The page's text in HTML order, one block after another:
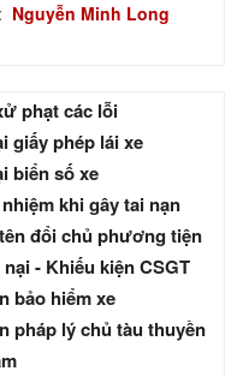
Nguyễn Minh Long
phạt các lỗi
giấy phép lái xe
biển số xe
khi gây tai nạn
đổi chủ phương tiện
- Khiếu kiện CSGT
bảo hiểm xe
pháp lý chủ tàu thuyền